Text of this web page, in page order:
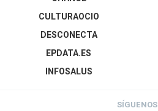
CULTURAOCIO
DESCONECTA
EPDATA.ES
INFOSALUS
SÍGUENOS